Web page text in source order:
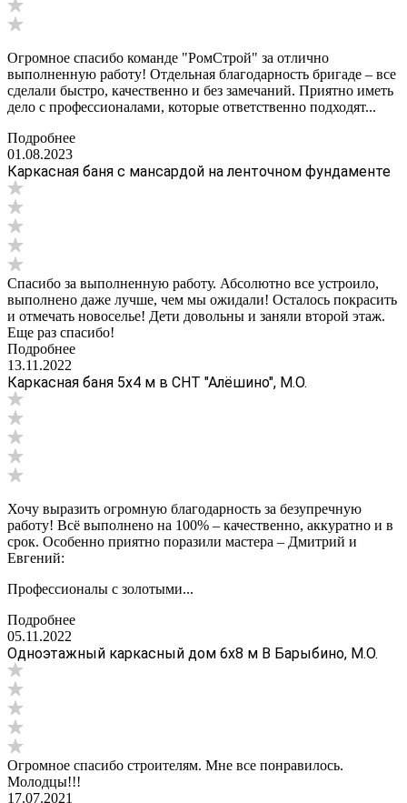
Огромное спасибо команде "РомСтрой" за отлично
выполненную работу! Отдельная благодарность бригаде – все
сделали быстро, качественно и без замечаний. Приятно иметь
дело с профессионалами, которые ответственно подходят...
Подробнее
01.08.2023
Каркасная баня с мансардой на ленточном фундаменте
Спасибо за выполненную работу. Абсолютно все устроило,
выполнено даже лучше, чем мы ожидали! Осталось покрасить
и отмечать новоселье! Дети довольны и заняли второй этаж.
Еще раз спасибо!
Подробнее
13.11.2022
Каркасная баня 5х4 м в СНТ "Алёшино", М.О.
Хочу выразить огромную благодарность за безупречную
работу! Всё выполнено на 100% – качественно, аккуратно и в
срок. Особенно приятно поразили мастера – Дмитрий и
Евгений:
Профессионалы с золотыми...
Подробнее
05.11.2022
Одноэтажный каркасный дом 6х8 м В Барыбино, М.О.
Огромное спасибо строителям. Мне все понравилось.
Молодцы!!!
17.07.2021